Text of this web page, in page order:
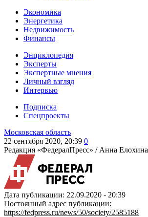
Экономика
Энергетика
Недвижимость
Финансы
Энциклопедия
Эксперты
Экспертные мнения
Личный взгляд
Интервью
Подписка
Спецпроекты
Московская область
22 сентября 2020, 20:39 0
Редакция «ФедералПресс» / Анна Елохина
Дата публикации: 22.09.2020 - 20:39
Постоянный адрес публикации:
https://fedpress.ru/news/50/society/2585188